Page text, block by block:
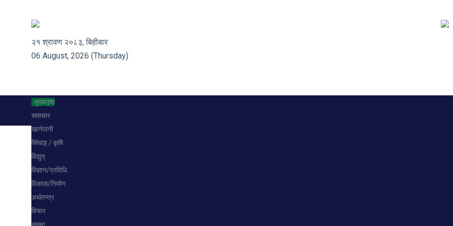
२१ श्रावण २०८३, बिहीबार
06 August, 2026 (Thursday)
मुख्यपृष्ठ
समाचार
खानेपानी
सिंचाइ / कृषि
विद्युत्
विज्ञान/प्रविधि
विकास/निर्माण
अर्थतन्त्र
विचार